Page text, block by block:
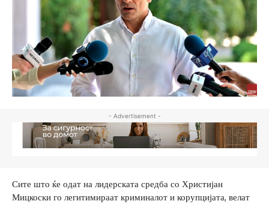
- Advertisement -
Сите што ќе одат на лидерската средба со Христијан
Мицкоски го легитимираат криминалот и корупцијата, велат